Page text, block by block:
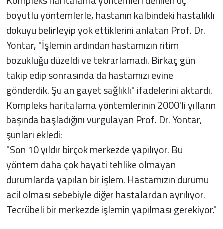
boyutlu yöntemlerle, hastanın kalbindeki hastalıklı
dokuyu belirleyip yok ettiklerini anlatan Prof. Dr.
Yontar, "İşlemin ardından hastamızın ritim
bozukluğu düzeldi ve tekrarlamadı. Birkaç gün
takip edip sonrasında da hastamızı evine
gönderdik. Şu an gayet sağlıklı" ifadelerini aktardı.
Kompleks haritalama yöntemlerinin 2000'li yılların
başında başladığını vurgulayan Prof. Dr. Yontar,
şunları ekledi:
"Son 10 yıldır birçok merkezde yapılıyor. Bu
yöntem daha çok hayati tehlike olmayan
durumlarda yapılan bir işlem. Hastamızın durumu
acil olması sebebiyle diğer hastalardan ayrılıyor.
Tecrübeli bir merkezde işlemin yapılması gerekiyor."